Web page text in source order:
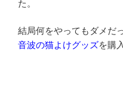
た。
結局何をやってもダメだ
音波の猫よけグッズを購